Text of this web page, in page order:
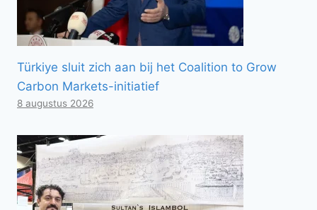
Türkiye sluit zich aan bij het Coalition to Grow
Carbon Markets-initiatief
8 augustus 2026